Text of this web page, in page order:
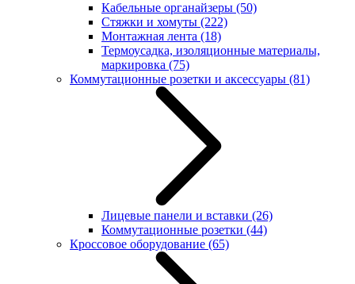
Кабельные органайзеры (50)
Стяжки и хомуты (222)
Монтажная лента (18)
Термоусадка, изоляционные материалы,
маркировка (75)
Коммутационные розетки и аксессуары (81)
Лицевые панели и вставки (26)
Коммутационные розетки (44)
Кроссовое оборудование (65)